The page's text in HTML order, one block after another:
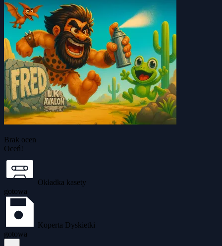
Brak ocen
Oceń!
Okładka kasety
gotowa
Koperta Dyskietki
gotowa